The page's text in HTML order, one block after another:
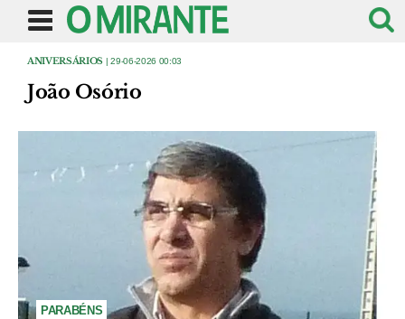
ANIVERSÁRIOS | 29-06-2026 00:03
João Osório
PARABÉNS